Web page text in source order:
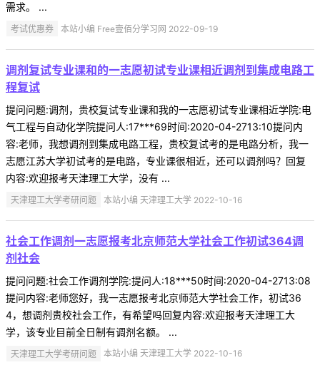
需求。 ...
考试优惠券 本站小编 Free壹佰分学习网 2022-09-19
调剂复试专业课和的一志愿初试专业课相近调剂到集成电路工
程复试
提问问题:调剂，贵校复试专业课和我的一志愿初试专业课相近学院:电
气工程与自动化学院提问人:17***69时间:2020-04-2713:10提问内
容:老师，我想调剂到集成电路工程，贵校复试考的是电路分析，我一
志愿江苏大学初试考的是电路，专业课很相近，还可以调剂吗？回复
内容:欢迎报考天津理工大学，没有 ...
天津理工大学考研问题 本站小编 天津理工大学 2022-10-16
社会工作调剂一志愿报考北京师范大学社会工作初试364调
剂社会
提问问题:社会工作调剂学院:提问人:18***50时间:2020-04-2713:08
提问内容:老师您好，我一志愿报考北京师范大学社会工作，初试36
4，想调剂贵校社会工作，有希望吗回复内容:欢迎报考天津理工大
学，该专业目前全日制有调剂名额。 ...
天津理工大学考研问题 本站小编 天津理工大学 2022-10-16